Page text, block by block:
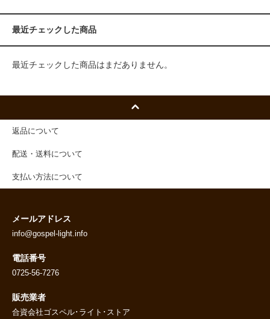
最近チェックした商品
最近チェックした商品はまだありません。
返品について
配送・送料について
支払い方法について
メールアドレス
info@gospel-light.info
電話番号
0725-56-7276
販売業者
合資会社ゴスペル･ライト･ストア